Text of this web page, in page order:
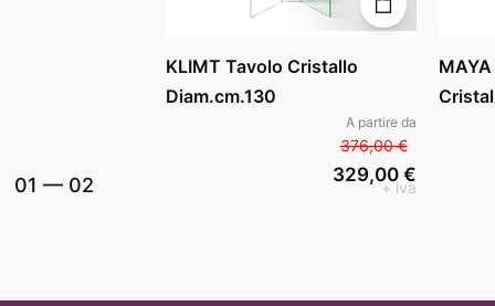
01 — 02
KLIMT Tavolo Cristallo
Diam.cm.130
A partire da
376,00 €
329,00 €
+ iva